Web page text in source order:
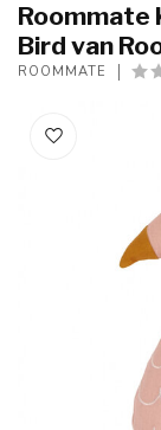
Roommate
Bird van
ROOMMATE